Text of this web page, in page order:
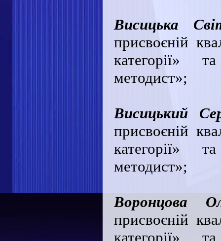
Висицька
присвоєній
категорії»
методист»;
Висицький
присвоєній
категорії»
методист»;
Воронцова
присвоєній
категорії»